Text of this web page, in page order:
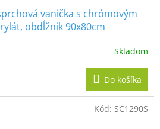
vanička s chrómovým
obdĺžnik 90x80cm
Skladom
Do košíka
Kód: SC1290S